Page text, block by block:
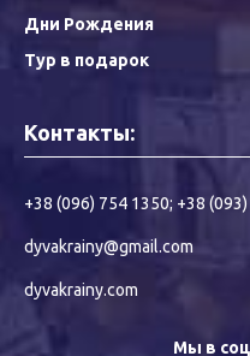
Дни Рождения
Тур в подарок
Контакты:
+38 (096) 754 1350; +38
dyvakrainy@gmail.com
dyvakrainy.com
Мы в